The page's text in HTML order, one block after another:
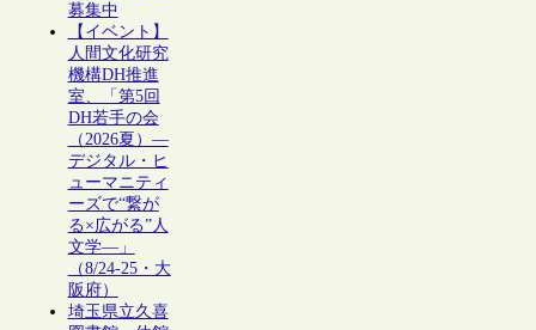
募集中
【イベント】
人間文化研究
機構DH推進
室、「第5回
DH若手の会
（2026夏）―
デジタル・ヒ
ューマニティ
ーズで“繋が
る×広がる”人
文学―」
（8/24-25・大
阪府）
埼玉県立久喜